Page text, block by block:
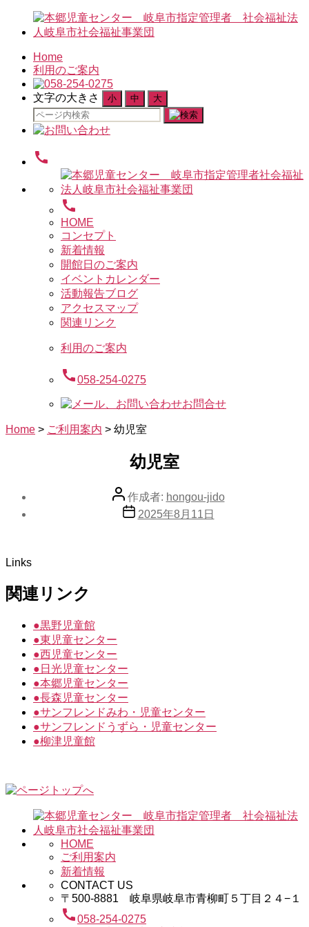
Home
利用のご案内
文字の大きさ 小 中 大
検
索
象:
call
call
HOME
コンセプト
新着情報
開館日のご案内
イベントカレンダー
活動報告ブログ
アクセスマップ
関連リンク
利用のご案内
call058-254-0275
お問合せ
Home > ご利用案内 > 幼児室
幼児室
投 作成者: hongou-jido
投 2025年8月11日
Links
関連リンク
●黒野児童館
●東児童センター
●西児童センター
● 日光児童センター
●本郷児童センター
●長森児童センター
●サンフレンドみわ・児童センター
●サンフレンドうずら・児童センター
●柳津児童館
HOME
ご利用案内
新着情報
CONTACT US
〒500-8881 岐阜県岐阜市青柳町５丁目２４−１
call058-254-0275